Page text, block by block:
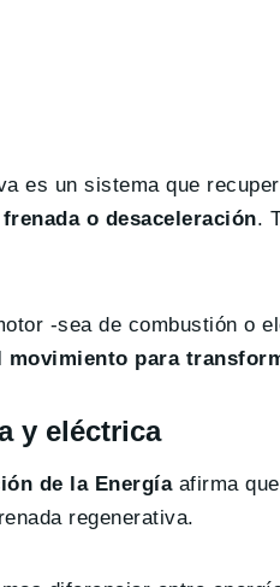
es un sistema que
o desaceleración.
-sea de combustión o
movimiento para
y eléctrica
de la Energíaafirma
regenerativa.